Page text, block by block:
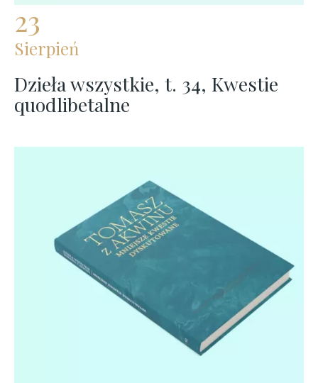
23
Sierpień
Dzieła wszystkie, t. 34, Kwestie
quodlibetalne